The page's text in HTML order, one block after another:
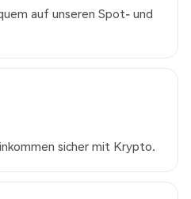
auf unseren Spot- und
sicher mit Krypto.